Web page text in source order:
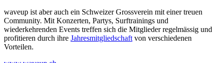
waveup ist aber auch ein Schweizer Grossverein mit einer treuen
Community. Mit Konzerten, Partys, Surftrainings und
wiederkehrenden Events treffen sich die Mitglieder regelmässig und
profitieren durch ihre Jahresmitgliedschaft von verschiedenen
Vorteilen.